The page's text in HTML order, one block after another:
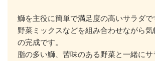
鰤を主役に簡単で満足度の高いサラダで
野菜ミックスなどを組み合わせながら
の完成です。
脂の多い鰤、苦味のある野菜と一緒に